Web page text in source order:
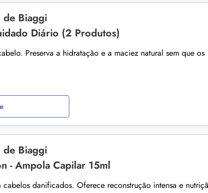
Biaggi
Diário (2 Produtos)
Preserva a hidratação e a maciez natural sem que os
Biaggi
- Ampola Capilar 15ml
danificados. Oferece reconstrução intensa e